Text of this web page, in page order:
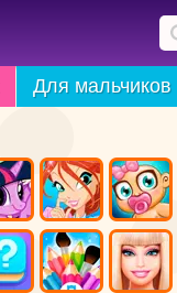
Для мальчиков